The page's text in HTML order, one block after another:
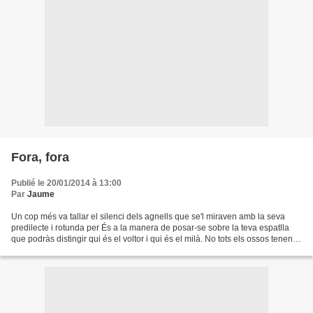
Fora, fora
Publié le 20/01/2014 à 13:00
Par Jaume
Un cop més va tallar el silenci dels agnells que se'l miraven amb la seva
predilecte i rotunda per És a la manera de posar-se sobre la teva espatlla
que podràs distingir qui és el voltor i qui és el milà. No tots els ossos tenen